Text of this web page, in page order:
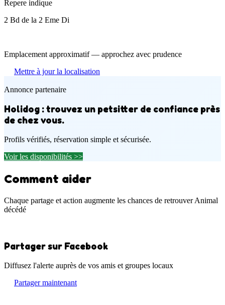
Repere indique
2 Bd de la 2 Eme Di
Emplacement approximatif — approchez avec prudence
Mettre à jour la localisation
Annonce partenaire
Holidog : trouvez un petsitter de confiance près
de chez vous.
Profils vérifiés, réservation simple et sécurisée.
Voir les disponibilités >>
Comment aider
Chaque partage et action augmente les chances de retrouver Animal
décédé
Partager sur Facebook
Diffusez l'alerte auprès de vos amis et groupes locaux
Partager maintenant